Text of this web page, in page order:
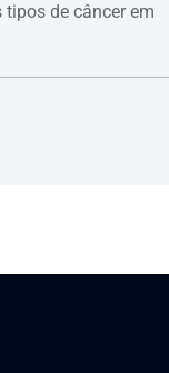
de câncer em